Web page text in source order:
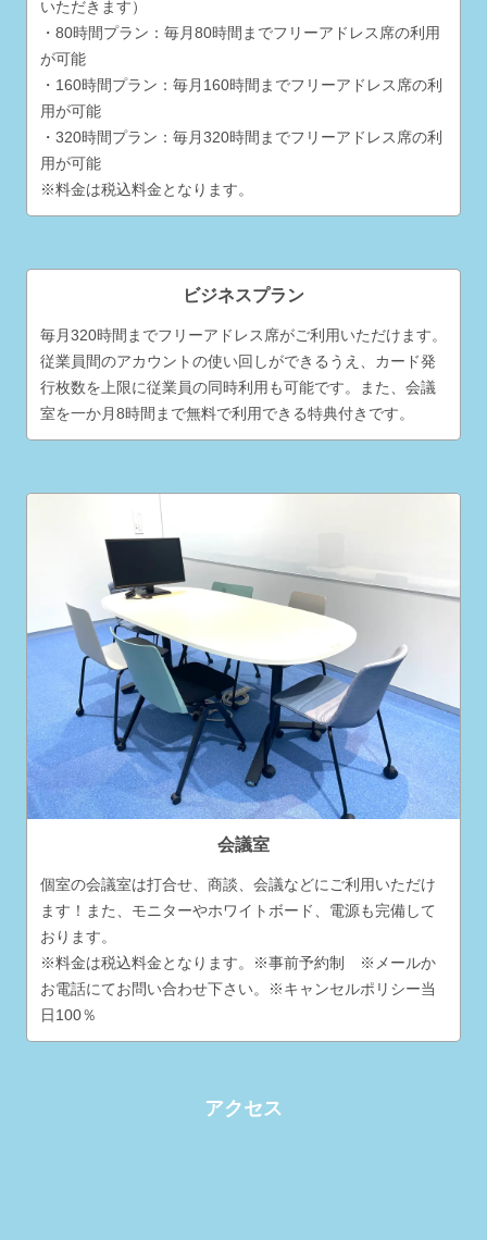
いただきます）
・80時間プラン：毎月80時間までフリーアドレス席の利用
が可能
・160時間プラン：毎月160時間までフリーアドレス席の利
用が可能
・320時間プラン：毎月320時間までフリーアドレス席の利
用が可能
※料金は税込料金となります。
ビジネスプラン
毎月320時間までフリーアドレス席がご利用いただけます。
従業員間のアカウントの使い回しができるうえ、カード発
行枚数を上限に従業員の同時利用も可能です。また、会議
室を一か月8時間まで無料で利用できる特典付きです。
会議室
個室の会議室は打合せ、商談、会議などにご利用いただけ
ます！また、モニターやホワイトボード、電源も完備して
おります。
※料金は税込料金となります。※事前予約制 ※メールか
お電話にてお問い合わせ下さい。※キャンセルポリシー当
日100％
アクセス